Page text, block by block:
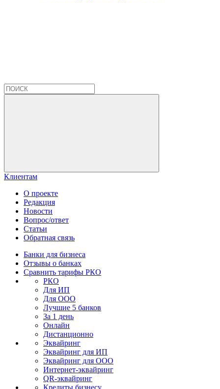
Клиентам
О проекте
Редакция
Новости
Вопрос/ответ
Статьи
Обратная связь
Банки для бизнеса
Отзывы о банках
Сравнить тарифы РКО
РКО
Для ИП
Для ООО
Лучшие 5 банков
За 1 день
Онлайн
Дистанционно
Эквайринг
Эквайринг для ИП
Эквайринг для ООО
Интернет-эквайринг
QR-эквайринг
Кредиты бизнесу